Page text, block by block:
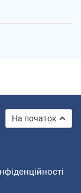
На початок